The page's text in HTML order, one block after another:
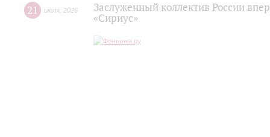
21 июля 2026
Заслуженный коллектив России
«Сириус»